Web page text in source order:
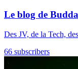
Le blog de Budda
Des JV, de la Tech,
66 subscribers